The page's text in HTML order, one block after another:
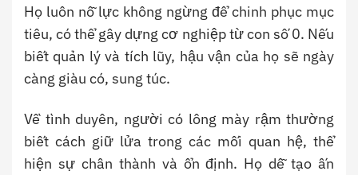
Họ luôn nỗ lực không ngừng để chinh phục mục
tiêu, có thể gây dựng cơ nghiệp từ con số 0. Nếu
biết quản lý và tích lũy, hậu vận của họ sẽ ngày
càng giàu có, sung túc.
Về tình duyên, người có lông mày rậm thường
biết cách giữ lửa trong các mối quan hệ, thể
hiện sự chân thành và ổn định. Họ dễ tạo ấn